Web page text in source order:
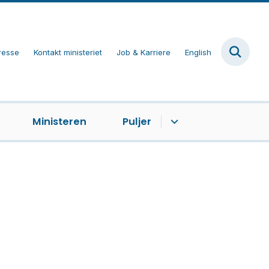
Kontakt ministeriet Job & Karriere English
Ministeren Puljer